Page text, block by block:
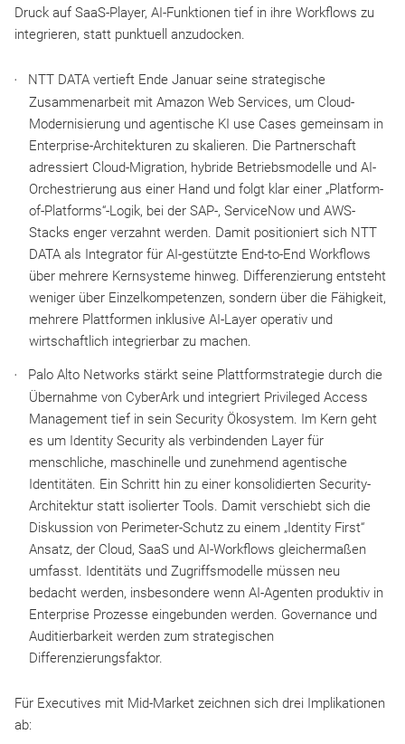
Druck auf SaaS-Player, AI-Funktionen tief in ihre Workflows zu
integrieren, statt punktuell anzudocken.
NTT DATA vertieft Ende Januar seine strategische
Zusammenarbeit mit Amazon Web Services, um Cloud-
Modernisierung und agentische KI use Cases gemeinsam in
Enterprise-Architekturen zu skalieren. Die Partnerschaft
adressiert Cloud-Migration, hybride Betriebsmodelle und AI-
Orchestrierung aus einer Hand und folgt klar einer „Platform-
of-Platforms“-Logik, bei der SAP-, ServiceNow und AWS-
Stacks enger verzahnt werden. Damit positioniert sich NTT
DATA als Integrator für AI-gestützte End-to-End Workflows
über mehrere Kernsysteme hinweg. Differenzierung entsteht
weniger über Einzelkompetenzen, sondern über die Fähigkeit,
mehrere Plattformen inklusive AI-Layer operativ und
wirtschaftlich integrierbar zu machen.
Palo Alto Networks stärkt seine Plattformstrategie durch die
Übernahme von CyberArk und integriert Privileged Access
Management tief in sein Security Ökosystem. Im Kern geht
es um Identity Security als verbindenden Layer für
menschliche, maschinelle und zunehmend agentische
Identitäten. Ein Schritt hin zu einer konsolidierten Security-
Architektur statt isolierter Tools. Damit verschiebt sich die
Diskussion von Perimeter-Schutz zu einem „Identity First“
Ansatz, der Cloud, SaaS und AI-Workflows gleichermaßen
umfasst. Identitäts und Zugriffsmodelle müssen neu
bedacht werden, insbesondere wenn AI-Agenten produktiv in
Enterprise Prozesse eingebunden werden. Governance und
Auditierbarkeit werden zum strategischen
Differenzierungsfaktor.
Für Executives mit Mid-Market zeichnen sich drei Implikationen
ab: